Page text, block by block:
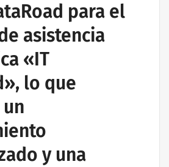
para el
asistencia
«IT
lo que
y una